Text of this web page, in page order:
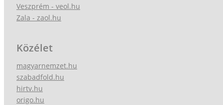
Veszprém - veol.hu
Zala - zaol.hu
Közélet
magyarnemzet.hu
szabadfold.hu
hirtv.hu
origo.hu